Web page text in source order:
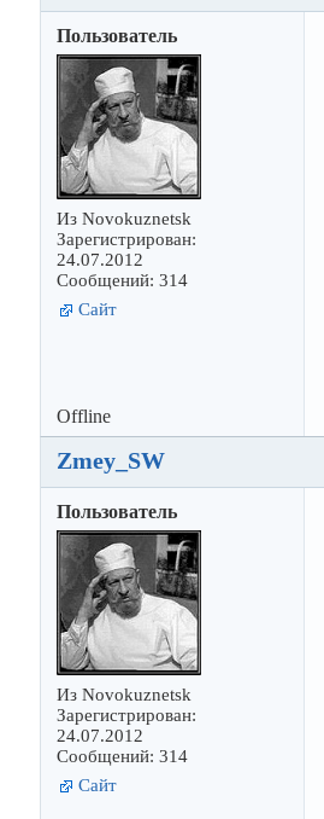
Пользователь
Из Novokuznetsk
Зарегистрирован:
24.07.2012
Сообщений: 314
Сайт
Offline
Zmey_SW
Пользователь
Из Novokuznetsk
Зарегистрирован:
24.07.2012
Сообщений: 314
Сайт